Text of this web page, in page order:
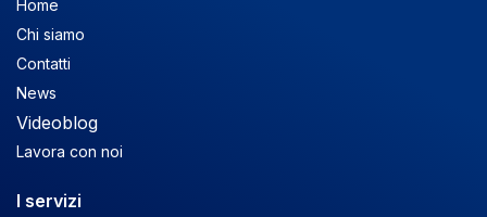
Home
Chi siamo
Contatti
News
Videoblog
Lavora con noi
I servizi